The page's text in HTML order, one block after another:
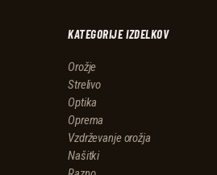
KATEGORIJE IZDELKOV
Orožje
Strelivo
Optika
Oprema
Vzdrževanje orožja
Našitki